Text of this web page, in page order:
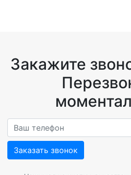
Закажите
Заказать звонок